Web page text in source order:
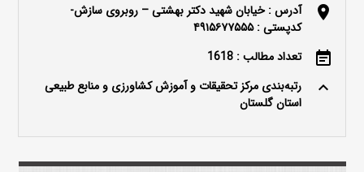
location_on
آدرس : خیابان شهید دکتر بهشتی – روبروی سازش-
کدپستی : ۴۹۱۵۶۷۷۵۵۵
event_note تعداد مطالب : 1618
keyboard_arrow_up
رتبه‌بندی مرکز تحقیقات و آموزش کشاورزی و منابع طبیعی
استان گلستان